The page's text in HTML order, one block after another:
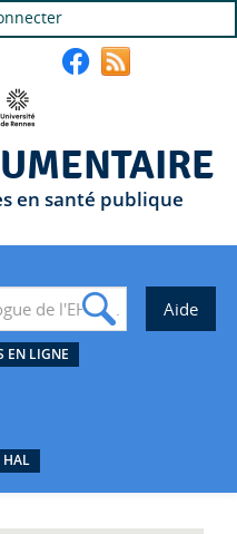
en santé publique
EN LIGNE
HAL